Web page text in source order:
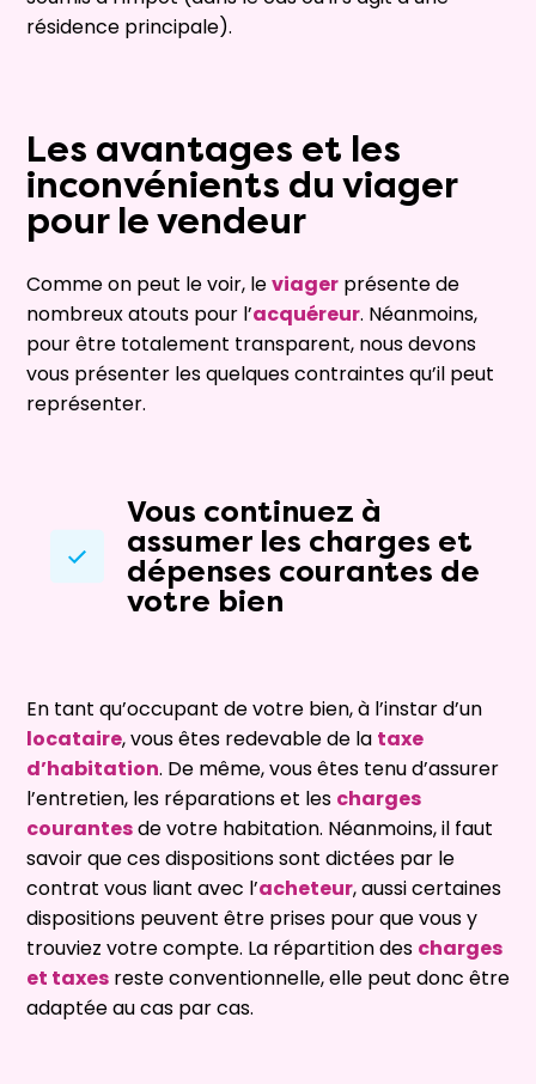
résidence principale).
Les avantages et les
inconvénients du viager
pour le vendeur
Comme on peut le voir, leviager présente de
nombreux atouts pour l’acquéreur. Néanmoins,
pour être totalement transparent, nous devons
vous présenter les quelques contraintes qu’il peut
représenter.
Vous continuez à
assumer les charges et
dépenses courantes de
votre bien
En tant qu’occupant de votre bien, à l’instar d’un
locataire, vous êtes redevable de la taxe
d’habitation. De même, vous êtes tenu d’assurer
l’entretien, les réparations et les charges
courantesde votre habitation. Néanmoins, il faut
savoir que ces dispositions sont dictées par le
contrat vous liant avec l’acheteur, aussi certaines
dispositions peuvent être prises pour que vous y
trouviez votre compte. La répartition des charges
et taxes reste conventionnelle, elle peut donc être
adaptée au cas par cas.